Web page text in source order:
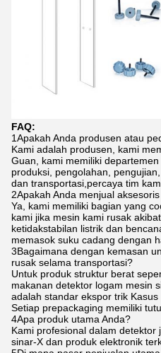
FAQ:
1Apakah Anda produsen atau
Kami adalah produsen, kami
Guan, kami memiliki
produksi, pengolahan,
dan transportasi,percaya tim
2Apakah Anda menjual
Ya, kami memiliki bagian yang
kami jika mesin kami rusak
ketidakstabilan listrik dan
memasok suku cadang dengan
3Bagaimana dengan kemasan
rusak selama transportasi?
Untuk produk struktur berat
makanan detektor logam mesin
adalah standar ekspor trik Kasus
Setiap prepackaging memiliki
4Apa produk utama Anda?
Kami profesional dalam
sinar-X dan produk elektronik